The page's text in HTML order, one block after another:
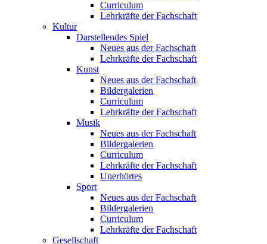
Curriculum
Lehrkräfte der Fachschaft
Kultur
Darstellendes Spiel
Neues aus der Fachschaft
Lehrkräfte der Fachschaft
Kunst
Neues aus der Fachschaft
Bildergalerien
Curriculum
Lehrkräfte der Fachschaft
Musik
Neues aus der Fachschaft
Bildergalerien
Curriculum
Lehrkräfte der Fachschaft
Unerhörtes
Sport
Neues aus der Fachschaft
Bildergalerien
Curriculum
Lehrkräfte der Fachschaft
Gesellschaft